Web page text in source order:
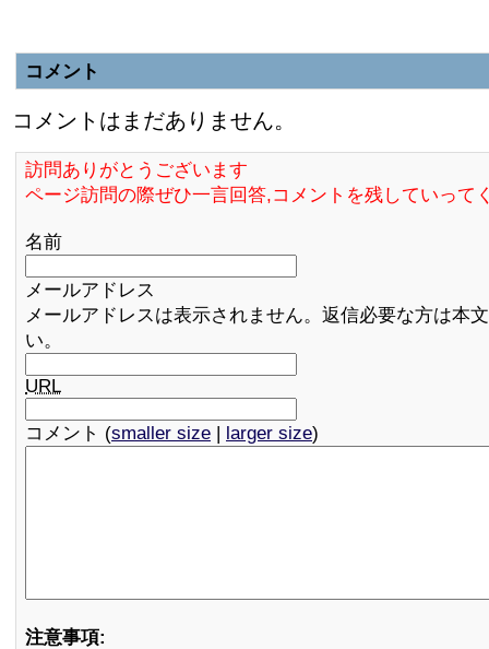
コメント
コメントはまだありません。
訪問ありがとうございます
ページ訪問の際ぜひ一言回答,コメントを残していって
名前
メールアドレス
メールアドレスは表示されません。返信必要な方は本
い。
URL
コメント (smaller size | larger size)
注意事項: